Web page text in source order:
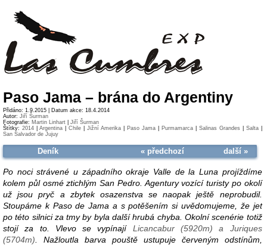
Paso Jama – brána do Argentiny
Přidáno: 1.9.2015 | Datum akce: 18.4.2014
Autor: Jiří Šurman
Fotografie: Martin Linhart
Jiří Šurman
Štítky: 2014| Argentina| Chile| Jižní Amerika| Paso Jama| Purmamarca| Salinas Grandes Salta|
San Salvador de Jujuy
« předchozí
Deník další »
Po noci strávené u západního okraje Valle de la Luna projíždíme
kolem půl osmé ztichlým San Pedro. Agentury vozící turisty po okolí
už jsou pryč a zbytek osazenstva se naopak ještě neprobudil.
Stoupáme k Paso de Jama a s potěšením si uvědomujeme, že jet
po této silnici za tmy by byla další hrubá chyba. Okolní scenérie totiž
stojí za to. Vlevo se vypínají Licancabur (5920m) a Juriques
(5704m) . Nažloutla barva pouště ustupuje červeným odstínům,